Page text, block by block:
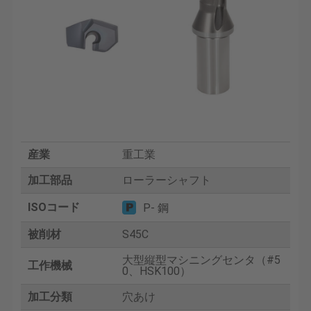
産業
重工業
加工部品
ローラーシャフト
ISOコード
P- 鋼
被削材
S45C
工作機械
大型縦型マシニングセンタ（#5
0、HSK100）
加工分類
穴あけ